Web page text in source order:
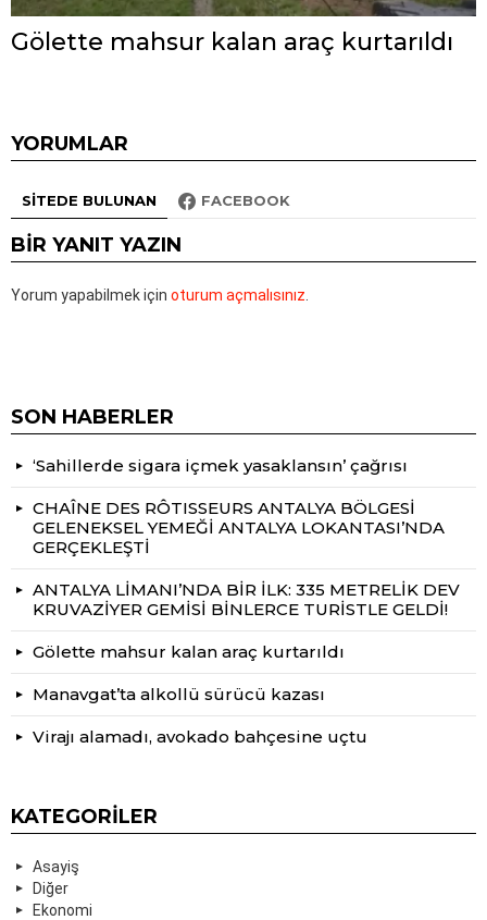
Gölette mahsur kalan araç kurtarıldı
YORUMLAR
SITEDE BULUNAN FACEBOOK
BIR YANIT YAZIN
Yorum yapabilmek için oturum açmalısınız
SON HABERLER
‘Sahillerde sigara içmek yasaklansın’ çağrısı
CHAÎNE DES RÔTISSEURS ANTALYA BÖLGESİ
GELENEKSEL YEMEĞİ ANTALYA LOKANTASI’NDA
GERÇEKLEŞTİ
ANTALYA LİMANI’NDA BİR İLK: 335 METRELİK DEV
KRUVAZİYER GEMİSİ BİNLERCE TURİSTLE GELDİ!
Gölette mahsur kalan araç kurtarıldı
Manavgat’ta alkollü sürücü kazası
Virajı alamadı, avokado bahçesine uçtu
KATEGORILER
Asayiş
Diğer
Ekonomi